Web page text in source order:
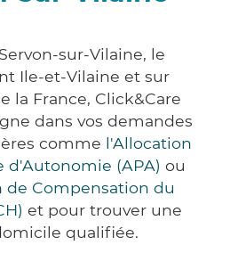
sur-Vilaine, le
Ile-et-Vilaine et sur
la France, Click&Care
dans vos demandes
comme l'Allocation
d'Autonomie (APA) ou
de Compensation du
et pour trouver une
qualifiée.